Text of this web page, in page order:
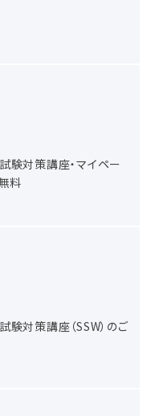
験対策講座・マイペー
料
験対策講座（SSW）のご